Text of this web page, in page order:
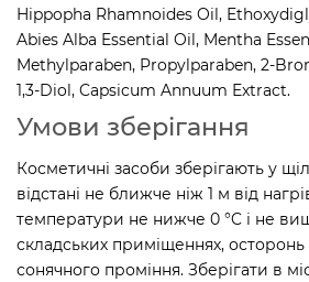
Hippopha Rhamnoides Oil,
Abies Alba Essential Oil, Mentha
Methylparaben, Propylparaben, 2-
1,3-Diol, Capsicum Annuum Extract.
Умови зберігання
Косметичні засоби зберігають у
відстані не ближче ніж 1 м від
температури не нижче 0 °C і не
складських приміщеннях,
сонячного проміння. Зберігати в